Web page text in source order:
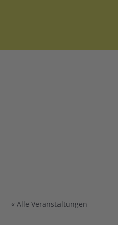
« Alle Veranstaltungen